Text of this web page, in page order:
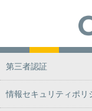
第三者認証
情報セキュリティポリ